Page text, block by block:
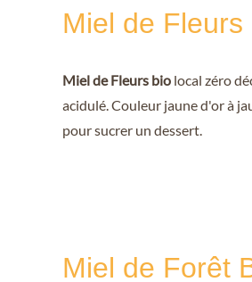
Miel de Fleurs
Miel de Fleurs biolocal zéro
acidulé. Couleur jaune d'or à
pour sucrer un dessert.
Miel de Forêt